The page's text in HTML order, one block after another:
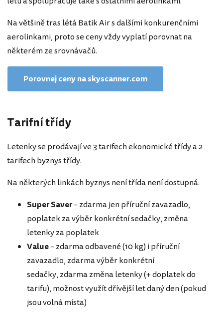
Na většině tras létá Batik Air s dalšími konkurenčními
aerolinkami, proto se ceny vždy vyplatí porovnat na
některém ze srovnávačů.
Porovnej ceny na skyscanner.com
Tarifní třídy
Letenky se prodávají ve 3 tarifech ekonomické třídy a 2
tarifech byznys třídy.
Na některých linkách byznys není třída není dostupná.
Super Saver– zdarma jen příruční zavazadlo,
poplatek za výběr konkrétní sedačky, změna
letenky za poplatek
Value– zdarma odbavené (10 kg) i příruční
zavazadlo, zdarma výběr konkrétní
sedačky, zdarma změna letenky (+ doplatek do
tarifu), možnost využít dřívější let daný den (pokud
jsou volná místa)